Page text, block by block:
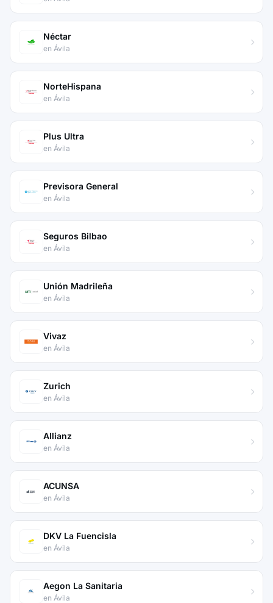
Néctar
en Ávila
NorteHispana
en Ávila
Plus Ultra
en Ávila
Previsora General
en Ávila
Seguros Bilbao
en Ávila
Unión Madrileña
en Ávila
Vivaz
en Ávila
Zurich
en Ávila
Allianz
en Ávila
ACUNSA
en Ávila
DKV La Fuencisla
en Ávila
Aegon La Sanitaria
en Ávila